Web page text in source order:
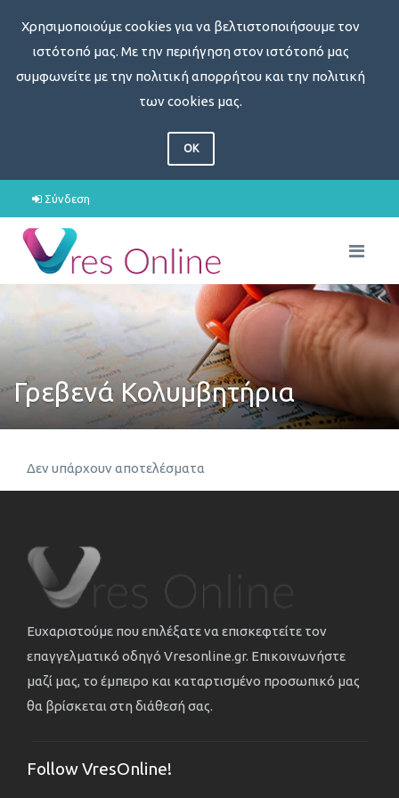
Χρησιμοποιούμε cookies για να βελτιστοποιήσουμε τον
ιστότοπό μας. Με την περιήγηση στον ιστότοπό μας
συμφωνείτε με την πολιτική απορρήτου και την πολιτική
των cookies μας.
OK
Σύνδεση
Γρεβενά Κολυμβητήρια
Δεν υπάρχουν αποτελέσματα
Ευχαριστούμε που επιλέξατε να επισκεφτείτε τον
επαγγελματικό οδηγό Vresonline.gr. Επικοινωνήστε
μαζί μας, το έμπειρο και καταρτισμένο προσωπικό μας
θα βρίσκεται στη διάθεσή σας.
Follow VresOnline!